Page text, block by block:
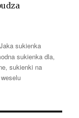
Tagi
Jaka sukienka
sukienka dla,
,sukienki na